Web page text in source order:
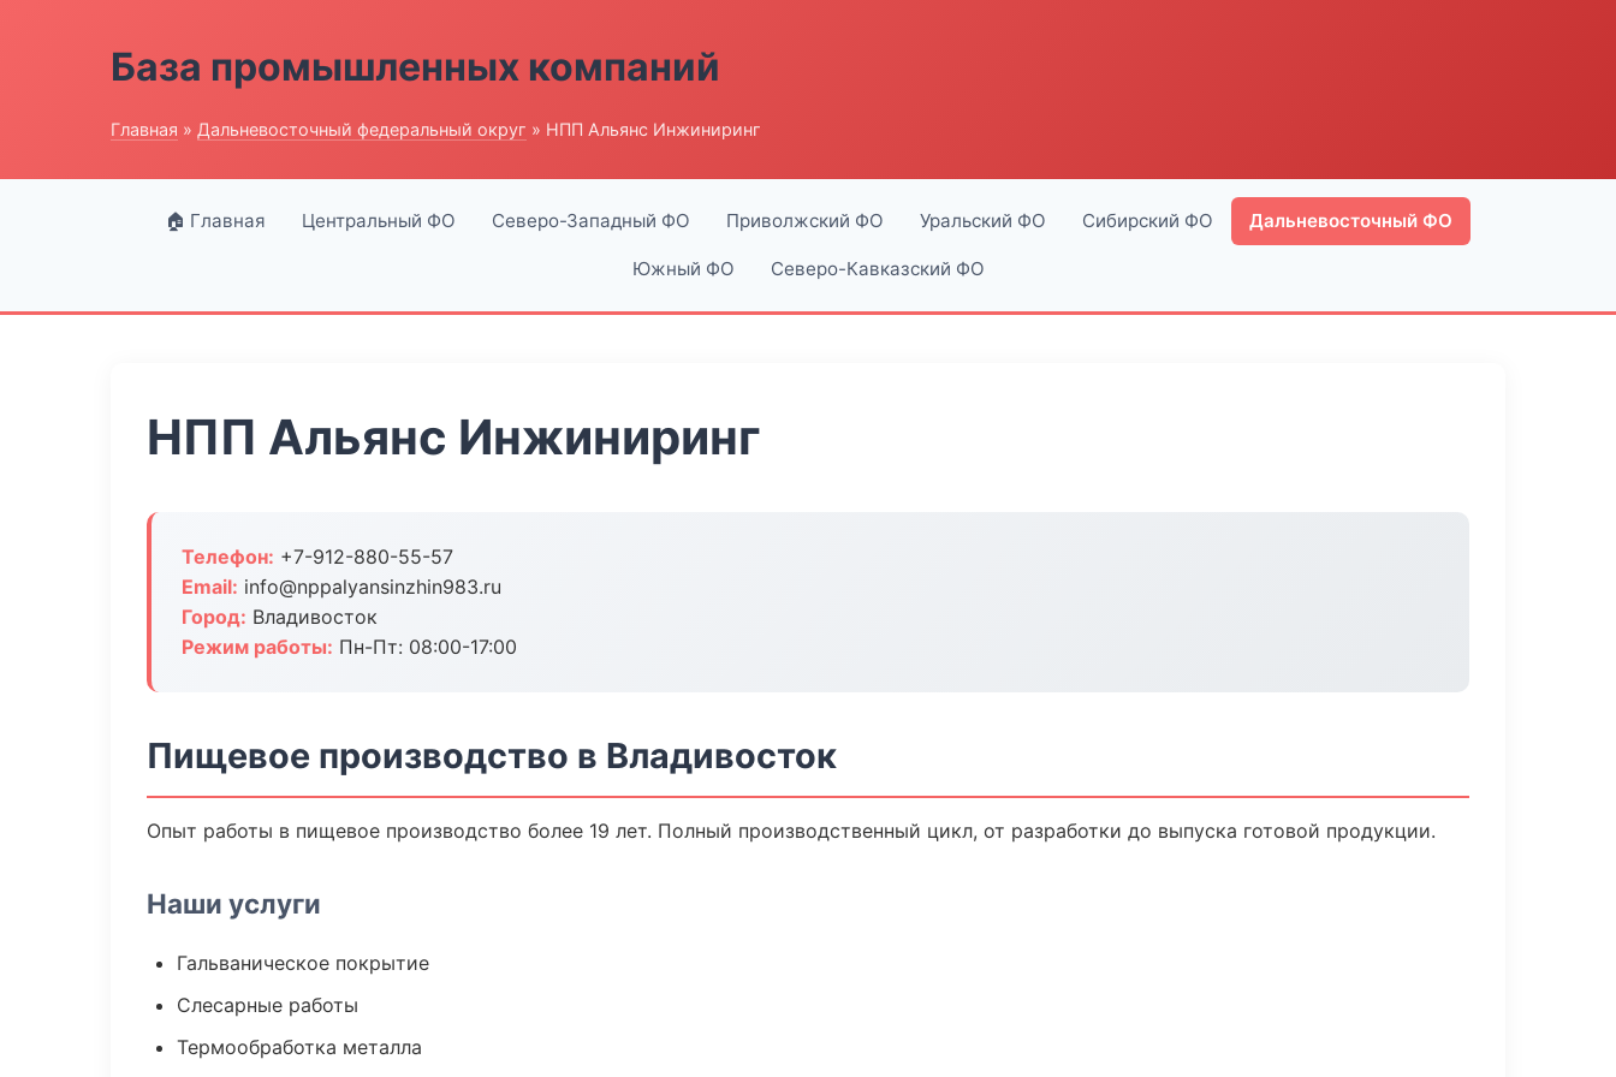
База промышленных компаний
Главная » Дальневосточный федеральный округ » НПП Альянс Инжиниринг
🏠 Главная Центральный ФО Северо-Западный ФО Приволжский ФО Уральский ФО Сибирский ФО Дальневосточный ФО
Южный ФО Северо-Кавказский ФО
НПП Альянс Инжиниринг
Телефон: +7-912-880-55-57
Email: info@nppalyansinzhin983.ru
Город: Владивосток
Режим работы: Пн-Пт: 08:00-17:00
Пищевое производство в Владивосток
Опыт работы в пищевое производство более 19 лет. Полный производственный цикл, от разработки до выпуска готовой продукции.
Наши услуги
Гальваническое покрытие
Слесарные работы
Термообработка металла